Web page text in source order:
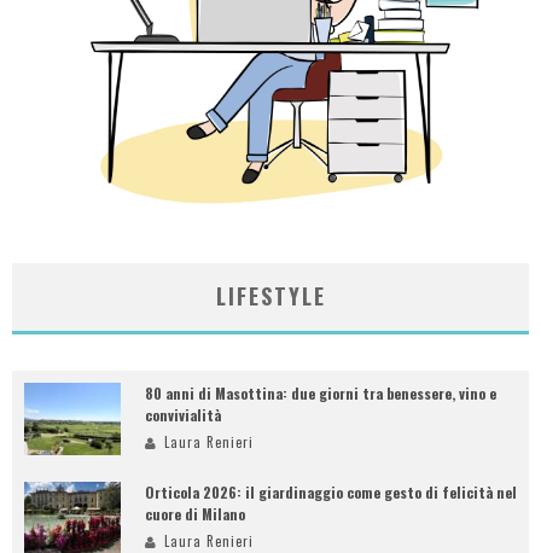
LIFESTYLE
80 anni di Masottina: due giorni tra benessere, vino e
convivialità
Laura Renieri
Orticola 2026: il giardinaggio come gesto di felicità nel
cuore di Milano
Laura Renieri